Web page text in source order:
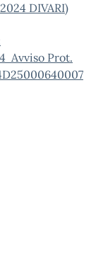
DIVARI)
Avviso Prot.